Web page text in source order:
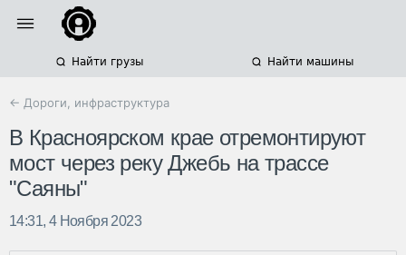
Найти грузы Найти машины
← Дороги, инфраструктура
В Красноярском крае отремонтируют
мост через реку Джебь на трассе
"Саяны"
14:31, 4 Ноября 2023